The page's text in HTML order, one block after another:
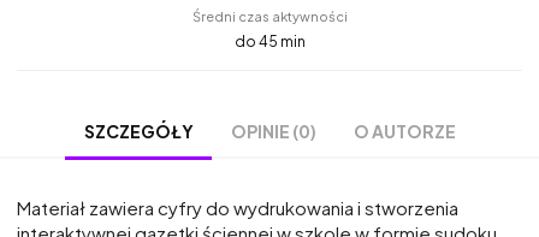
Średni czas aktywności
do 45 min
SZCZEGÓŁY OPINIE (0) O AUTORZE
Materiał zawiera cyfry do wydrukowania i stworzenia
interaktywnej gazetki ściennej w szkole w formie sudoku.